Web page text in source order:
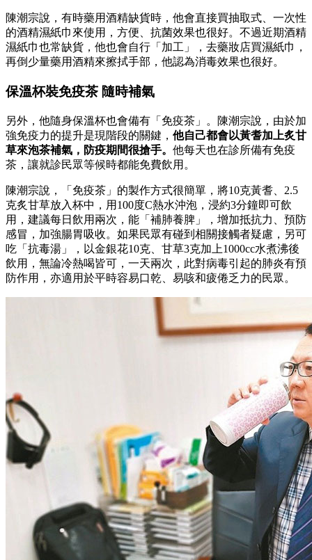
陳潮宗說，有時藥用酒精缺貨時，他會直接買抽取式、一次性
的酒精濕紙巾來使用，方便、抗菌效果也很好。不過近期酒精
濕紙巾也常缺貨，他也會自行「加工」，去藥妝店買濕紙巾，
再倒少量藥用酒精來擦拭手部，他認為消毒效果也很好。
保溫杯裝免疫茶 隨時補氣
另外，他隨身保溫杯也會備有「免疫茶」。陳潮宗說，由於加
強免疫力的提升是現階段的關鍵， 他自己都會以黃耆加上炙甘
草來泡茶補氣，防疫期間很搶手。 他每天也在診所備有免疫
茶，讓就診民眾等候時都能免費飲用。
陳潮宗說，「免疫茶」的製作方式很簡單，將10克黃耆、2.5
克炙甘草放入杯中，用100度C熱水沖泡，浸約3分鐘即可飲
用，建議每日飲用兩次，能「補肺養脾」，增加抵抗力、預防
感冒，加強腸胃吸收。如果民眾有碰到相關接觸者疑慮，另可
吃「抗毒湯」，以金銀花10克、甘草3克加上1000cc水煮沸後
飲用，無論冷熱喝皆可，一天兩次，此對病毒引起的肺炎有預
防作用，亦適用於平時容易口乾、易咳和疲倦乏力的民眾。